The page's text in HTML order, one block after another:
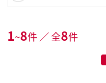
1~8件 ／ 全8件